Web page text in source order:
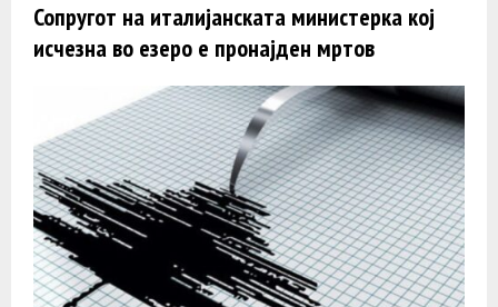
Сопругот на италијанската министерка кој
исчезна во езеро е пронајден мртов